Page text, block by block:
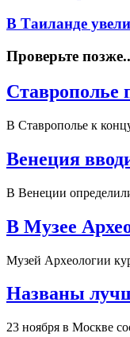
В Таиланде
Проверьте
Ставрополье
В Ставрополье к
Венеция
В Венеции
В Музее
Музей Археологии
Названы
23 ноября в Москве